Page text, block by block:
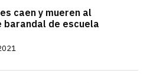
caen y mueren al
barandal de escuela